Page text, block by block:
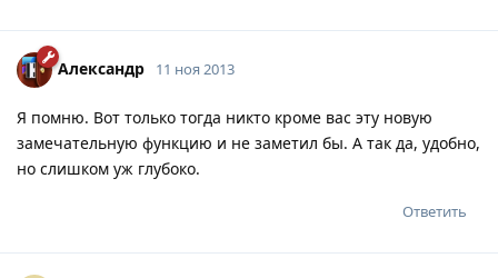
Александр 11 ноя 2013
Я помню. Вот только тогда никто кроме вас эту новую
замечательную функцию и не заметил бы. А так да, удобно,
но слишком уж глубоко.
Ответить